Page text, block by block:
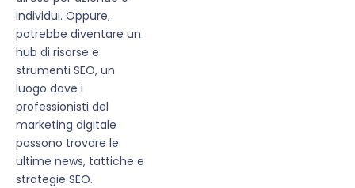
individui. Oppure,
potrebbe diventare un
hub di risorse e
strumenti SEO, un
luogo dove i
professionisti del
marketing digitale
possono trovare le
ultime news, tattiche e
strategie SEO.